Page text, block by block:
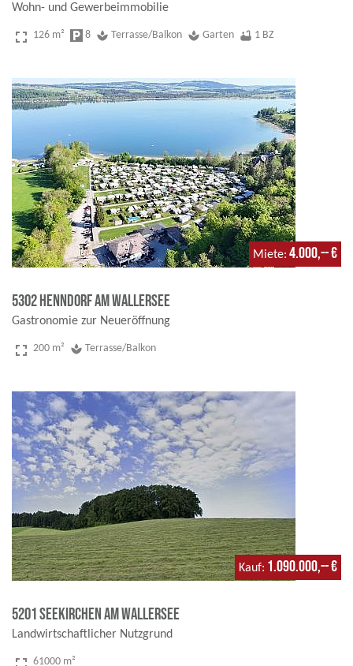
Wohn- und Gewerbeimmobilie
fullscreen 126 m² local_parking 8 spa Terrasse/Balkon spa Garten bathtub 1 BZ
Miete 4.000,-- €
5302 Henndorf am Wallersee
Gastronomie zur Neueröffnung
fullscreen 200 m² spa Terrasse/Balkon
Kauf 1.090.000,-- €
5201 Seekirchen am Wallersee
Landwirtschaftlicher Nutzgrund
61000 m²